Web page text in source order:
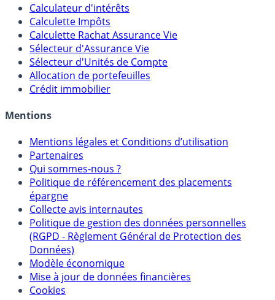
Calculateur d'intérêts
Calculette Impôts
Calculette Rachat Assurance Vie
Sélecteur d'Assurance Vie
Sélecteur d'Unités de Compte
Allocation de portefeuilles
Crédit immobilier
Mentions
Mentions légales et Conditions d’utilisation
Partenaires
Qui sommes-nous ?
Politique de référencement des placements
épargne
Collecte avis internautes
Politique de gestion des données personnelles
(RGPD - Règlement Général de Protection des
Données)
Modèle économique
Mise à jour de données financières
Cookies